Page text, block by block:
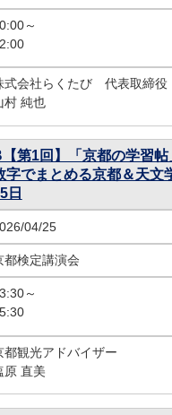
～
式会社らくたび 代表取締役
村 純也
【第1回】「京都の学習
字でまとめる京都＆天
日
04/25
都検定講演会
～
都観光アドバイザー
原 直美